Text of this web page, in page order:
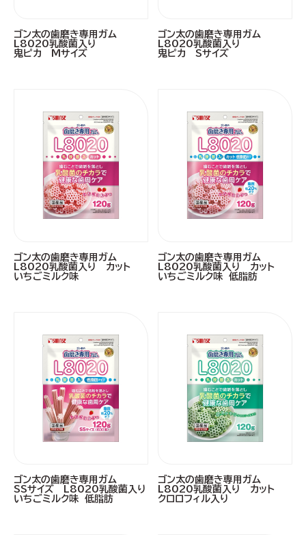
ゴン太の歯磨き専用ガム
L8020乳酸菌入り
鬼ピカ Mサイズ
ゴン太の歯磨き専用ガム
L8020乳酸菌入り
鬼ピカ Sサイズ
ゴン太の歯磨き専用ガム
L8020乳酸菌入り カット
いちごミルク味
ゴン太の歯磨き専用ガム
L8020乳酸菌入り カット
いちごミルク味 低脂肪
ゴン太の歯磨き専用ガム
SSサイズ L8020乳酸菌入り
いちごミルク味 低脂肪
ゴン太の歯磨き専用ガム
L8020乳酸菌入り カット
クロロフィル入り